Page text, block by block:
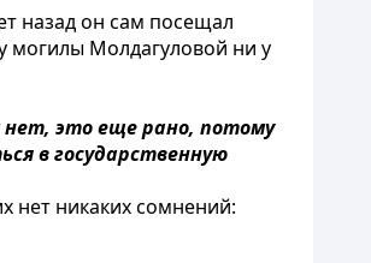
назад он сам посещал
могилы Молдагуловой ни у
нет, это еще рано, потому
в государственную
нет никаких сомнений: